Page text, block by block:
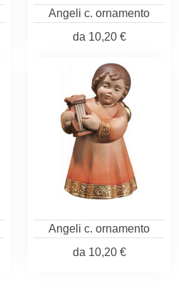
Angeli c. ornamento
da 10,20 €
Angeli c. ornamento
da 10,20 €